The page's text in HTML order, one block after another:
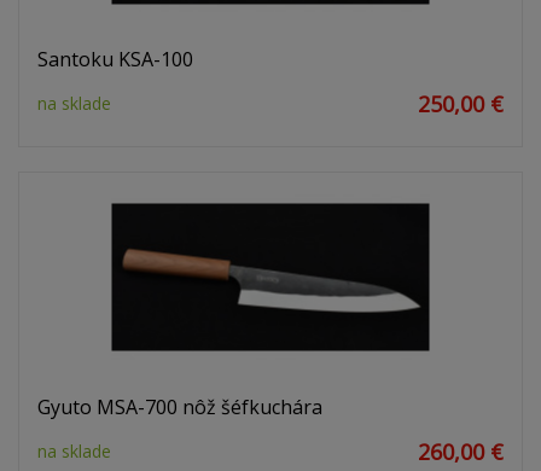
Santoku KSA-100
na sklade 250,00 €
Gyuto MSA-700 nôž šéfkuchára
na sklade 260,00 €